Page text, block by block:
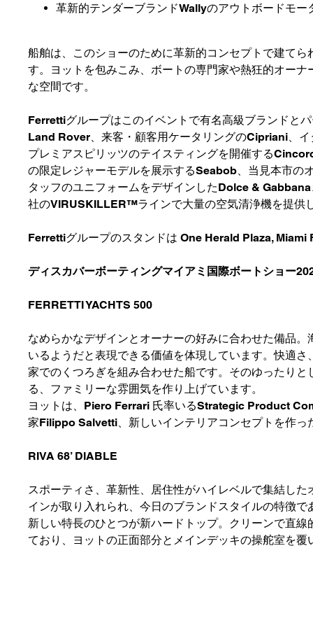
革新的テンダーブランドWallyのアウトボードモー
船舶は、このショーのために革新的コンセプトで建て
す。ヨットを包みこみ、ボートの専門家や熱狂的オー
な空間です。
Ferrettiグループはこのイベントで有名高級ブランドと
Land Rover、来客・顧客用ケータリングのCipriani、
プレミアスピリッツのテイスティングを開催する
の限定レジャーモデルを展示するSeabob、当見本市
タッフのユニフォームをデザインしたDolce &
社のVIRUSKILLER™ラインで大量の空気清浄機を提供
Ferrettiグループのスタンドは One Herald Plaza,
ディスカバーボーティングマイアミ国際ボートショー
FERRETTI YACHTS 500
なめらかなデザインとオーナーの好みに合わせた備品
いるようだと表現できる価値を体現しています。快適
家でのくつろぎを組み合わせた船です。そのゆったり
る、ファミリーな雰囲気を作り上げています。
ヨットは、Piero Ferrari 氏率いるStrategic Product
家Filippo Salvetti、新しいインテリアコンセプトを作
RIVA 68’ DIABLE
スポーティさ、革新性、居住性がハイレベルで集結し
インが取り入れられ、今日のブランドスタイルの特徴
新しい特長のひとつが新ハードトップ。クリーンで直
ており、ヨットの正面部分とメインデッキの操舵室を覆